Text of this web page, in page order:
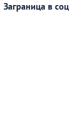
Заграница в